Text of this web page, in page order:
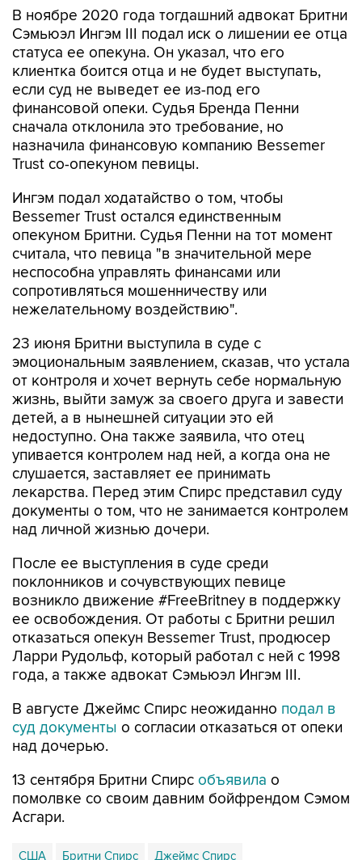
В ноябре 2020 года тогдашний адвокат Бритни
Сэмьюэл Ингэм III подал иск о лишении ее отца
статуса ее опекуна. Он указал, что его
клиентка боится отца и не будет выступать,
если суд не выведет ее из-под его
финансовой опеки. Судья Бренда Пенни
сначала отклонила это требование, но
назначила финансовую компанию Bessemer
Trust со-опекуном певицы.
Ингэм подал ходатайство о том, чтобы
Bessemer Trust остался единственным
опекуном Бритни. Судья Пенни на тот момент
считала, что певица "в значительной мере
неспособна управлять финансами или
сопротивляться мошенничеству или
нежелательному воздействию".
23 июня Бритни выступила в суде с
эмоциональным заявлением, сказав, что устала
от контроля и хочет вернуть себе нормальную
жизнь, выйти замуж за своего друга и завести
детей, а в нынешней ситуации это ей
недоступно. Она также заявила, что отец
упивается контролем над ней, а когда она не
слушается, заставляет ее принимать
лекарства. Перед этим Спирс представил суду
документы о том, что не занимается контролем
над личной жизнью дочери.
После ее выступления в суде среди
поклонников и сочувствующих певице
возникло движение #FreeBritney в поддержку
ее освобождения. От работы с Бритни решил
отказаться опекун Bessemer Trust, продюсер
Ларри Рудольф, который работал с ней с 1998
года, а также адвокат Сэмьюэл Ингэм III.
В августе Джеймс Спирс неожиданно подал в
суд документы о согласии отказаться от опеки
над дочерью.
13 сентября Бритни Спирс объявила о
помолвке со своим давним бойфрендом Сэмом
Асгари.
США Бритни Спирс Джеймс Спирс